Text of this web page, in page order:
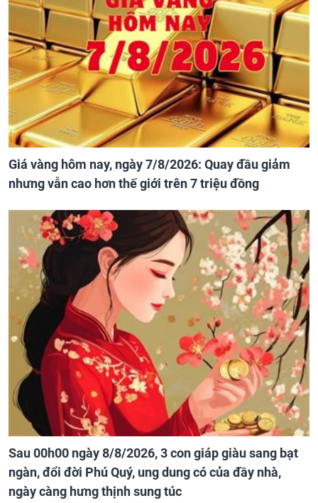
Giá vàng hôm nay, ngày 7/8/2026: Quay đầu giảm
nhưng vẫn cao hơn thế giới trên 7 triệu đồng
Sau 00h00 ngày 8/8/2026, 3 con giáp giàu sang bạt
ngàn, đổi đời Phú Quý, ung dung có của đầy nhà,
ngày càng hưng thịnh sung túc